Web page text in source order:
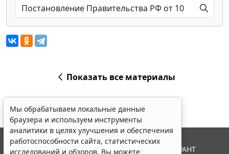
Показать все материалы
Мы обрабатываем локальные данные
браузера и используем инструменты
аналитики в целях улучшения и обеспечения
работоспособности сайта, статистических
исследований и обзоров. Вы можете
© ООО "НПП "ГАРАНТ-СЕРВИС", 2026. Система ГАРАНТ